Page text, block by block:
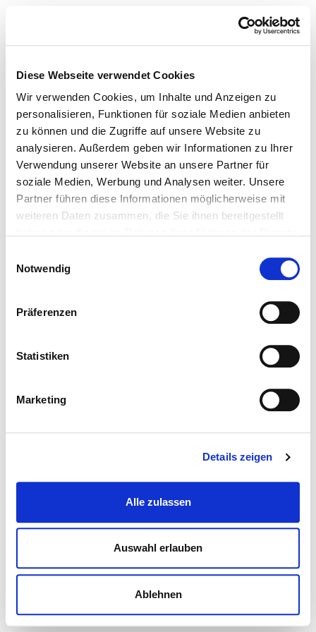
Diese Webseite verwendet Cookies
Wir verwenden Cookies, um Inhalte und Anzeigen zu
personalisieren, Funktionen für soziale Medien anbieten
zu können und die Zugriffe auf unsere Website zu
analysieren. Außerdem geben wir Informationen zu Ihrer
Verwendung unserer Website an unsere Partner für
soziale Medien, Werbung und Analysen weiter. Unsere
Partner führen diese Informationen möglicherweise mit
weiteren Daten zusammen, die Sie ihnen bereitgestellt
Notwendig
Präferenzen
Statistiken
Marketing
Details zeigen
Alle zulassen
Auswahl erlauben
Ablehnen